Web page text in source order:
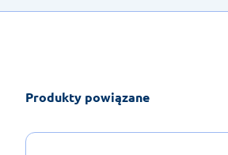
Produkty powiązane